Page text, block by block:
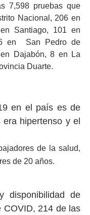
7,598 pruebas que
Nacional, 206 en
Santiago, 101 en
en San Pedro de
Dajabón, 8 en La
Duarte.
en el país es de
hipertenso y el
de la salud,
de 20 años.
disponibilidad de
COVID, 214 de las